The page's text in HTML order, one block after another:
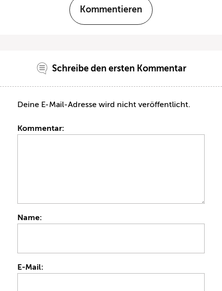
Kommentieren
Schreibe den ersten Kommentar
Deine E-Mail-Adresse wird nicht veröffentlicht.
Kommentar:
Name:
E-Mail: